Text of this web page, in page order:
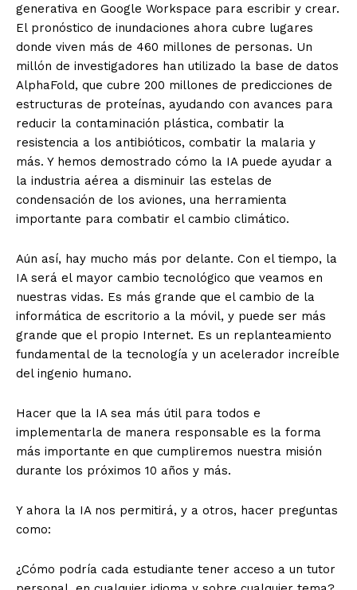
generativa en Google Workspace para escribir y crear.
El pronóstico de inundaciones ahora cubre lugares
donde viven más de 460 millones de personas. Un
millón de investigadores han utilizado la base de datos
AlphaFold, que cubre 200 millones de predicciones de
estructuras de proteínas, ayudando con avances para
reducir la contaminación plástica, combatir la
resistencia a los antibióticos, combatir la malaria y
más. Y hemos demostrado cómo la IA puede ayudar a
la industria aérea a disminuir las estelas de
condensación de los aviones, una herramienta
importante para combatir el cambio climático.
Aún así, hay mucho más por delante. Con el tiempo, la
IA será el mayor cambio tecnológico que veamos en
nuestras vidas. Es más grande que el cambio de la
informática de escritorio a la móvil, y puede ser más
grande que el propio Internet. Es un replanteamiento
fundamental de la tecnología y un acelerador increíble
del ingenio humano.
Hacer que la IA sea más útil para todos e
implementarla de manera responsable es la forma
más importante en que cumpliremos nuestra misión
durante los próximos 10 años y más.
Y ahora la IA nos permitirá, y a otros, hacer preguntas
como:
¿Cómo podría cada estudiante tener acceso a un tutor